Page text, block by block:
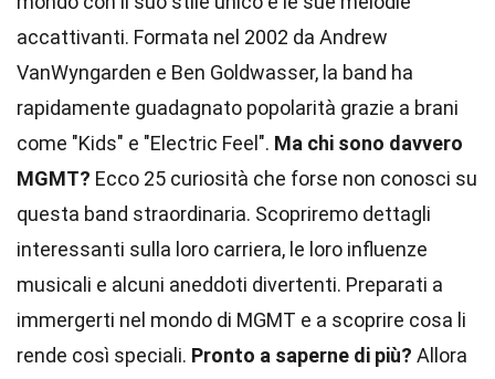
accattivanti. Formata nel 2002 da Andrew
VanWyngarden e Ben Goldwasser, la band ha
rapidamente guadagnato popolarità grazie a brani
come "Kids" e "Electric Feel". Ma chi sono davvero
MGMT? Ecco 25 curiosità che forse non conosci su
questa band straordinaria. Scopriremo dettagli
interessanti sulla loro carriera, le loro influenze
musicali e alcuni aneddoti divertenti. Preparati a
immergerti nel mondo di MGMT e a scoprire cosa li
rende così speciali. Pronto a saperne di più? Allora